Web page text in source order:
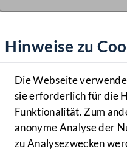
Hilfe
Benutzer
Navigationsmenü
MENÜ
Hinweise zu
Die Webseite
sie erforderlich für die
Funktionalität. Zum
anonyme Analyse der
zu Analysezwecken